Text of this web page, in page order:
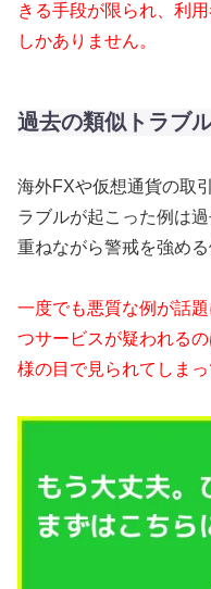
きる手段が限られ、利
しかありません。
過去の類似トラブ
海外FXや仮想通貨の取
ラブルが起こった例は
重ねながら警戒を強める
一度でも悪質な例が話
つサービスが疑われる
様の目で見られてしまっ